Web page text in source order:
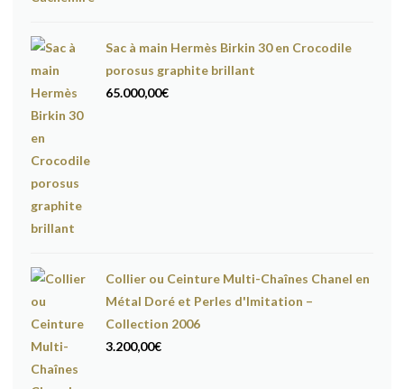
Sac à main Hermès Birkin 30 en Crocodile
porosus graphite brillant
65.000,00€
Collier ou Ceinture Multi-Chaînes Chanel en
Métal Doré et Perles d'Imitation –
Collection 2006
3.200,00€